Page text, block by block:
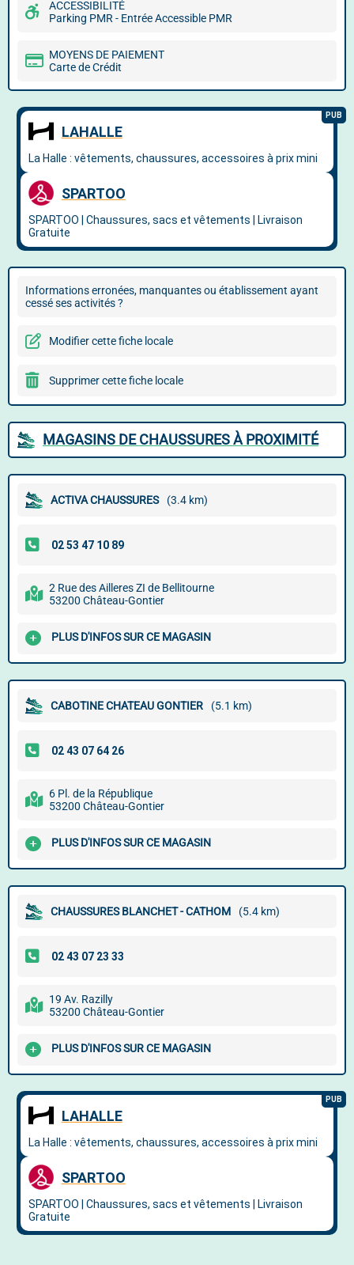
ACCESSIBILITÉ
Parking PMR - Entrée Accessible PMR
MOYENS DE PAIEMENT
Carte de Crédit
Informations erronées, manquantes ou établissement ayant
cessé ses activités ?
Modifier cette fiche locale
Supprimer cette fiche locale
MAGASINS DE CHAUSSURES À PROXIMITÉ
ACTIVA CHAUSSURES (3.4 km)
2 Rue des Ailleres ZI de Bellitourne
53200 Château-Gontier
PLUS D'INFOS SUR CE MAGASIN
CABOTINE CHATEAU GONTIER (5.1 km)
6 Pl. de la République
53200 Château-Gontier
PLUS D'INFOS SUR CE MAGASIN
CHAUSSURES BLANCHET - CATHOM (5.4 km)
19 Av. Razilly
53200 Château-Gontier
PLUS D'INFOS SUR CE MAGASIN